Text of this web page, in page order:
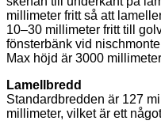
millimeter fritt så att
10–30 millimeter fritt till
fönsterbänk vid
Max höjd är 3000
Lamellbredd
Standardbredden är 127
millimeter, vilket är ett